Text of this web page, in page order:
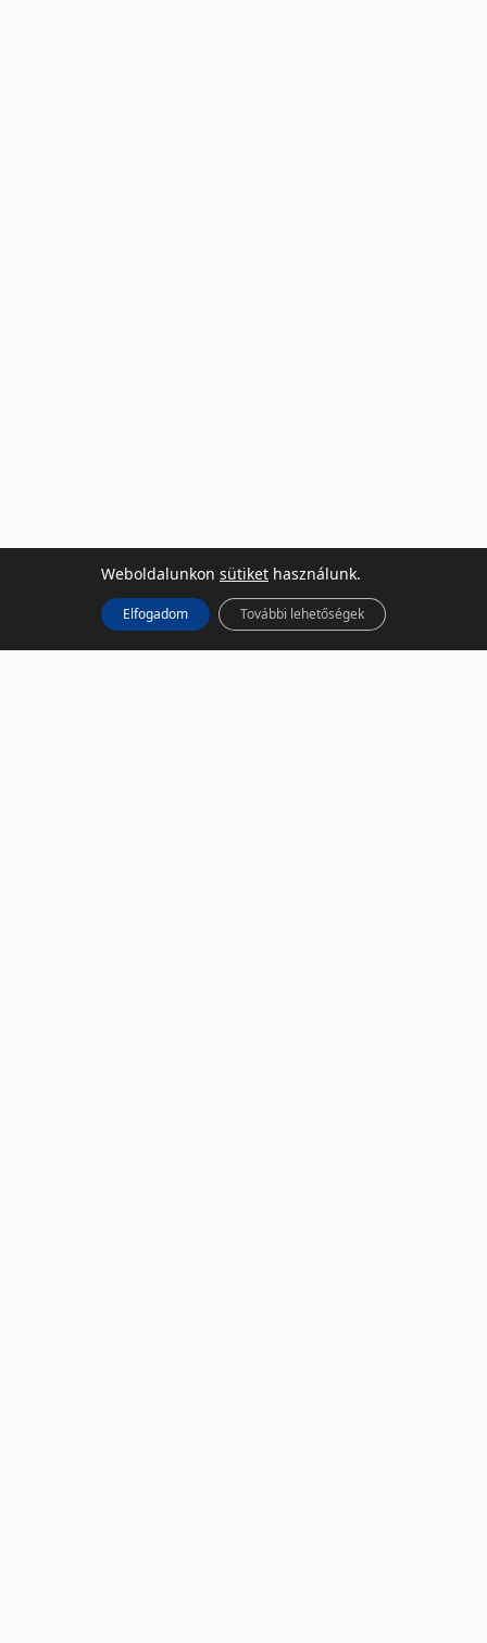
Weboldalunkon sütiket használunk.
Elfogadom További lehetőségek